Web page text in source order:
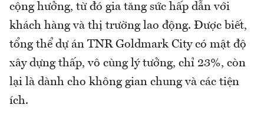
cộng hưởng, từ đó gia tăng sức hấp dẫn với
khách hàng và thị trường lao động. Được biết,
tổng thể dự án TNR Goldmark City có mật độ
xây dựng thấp, vô cùng lý tưởng, chỉ 23%, còn
lại là dành cho không gian chung và các tiện
ích.